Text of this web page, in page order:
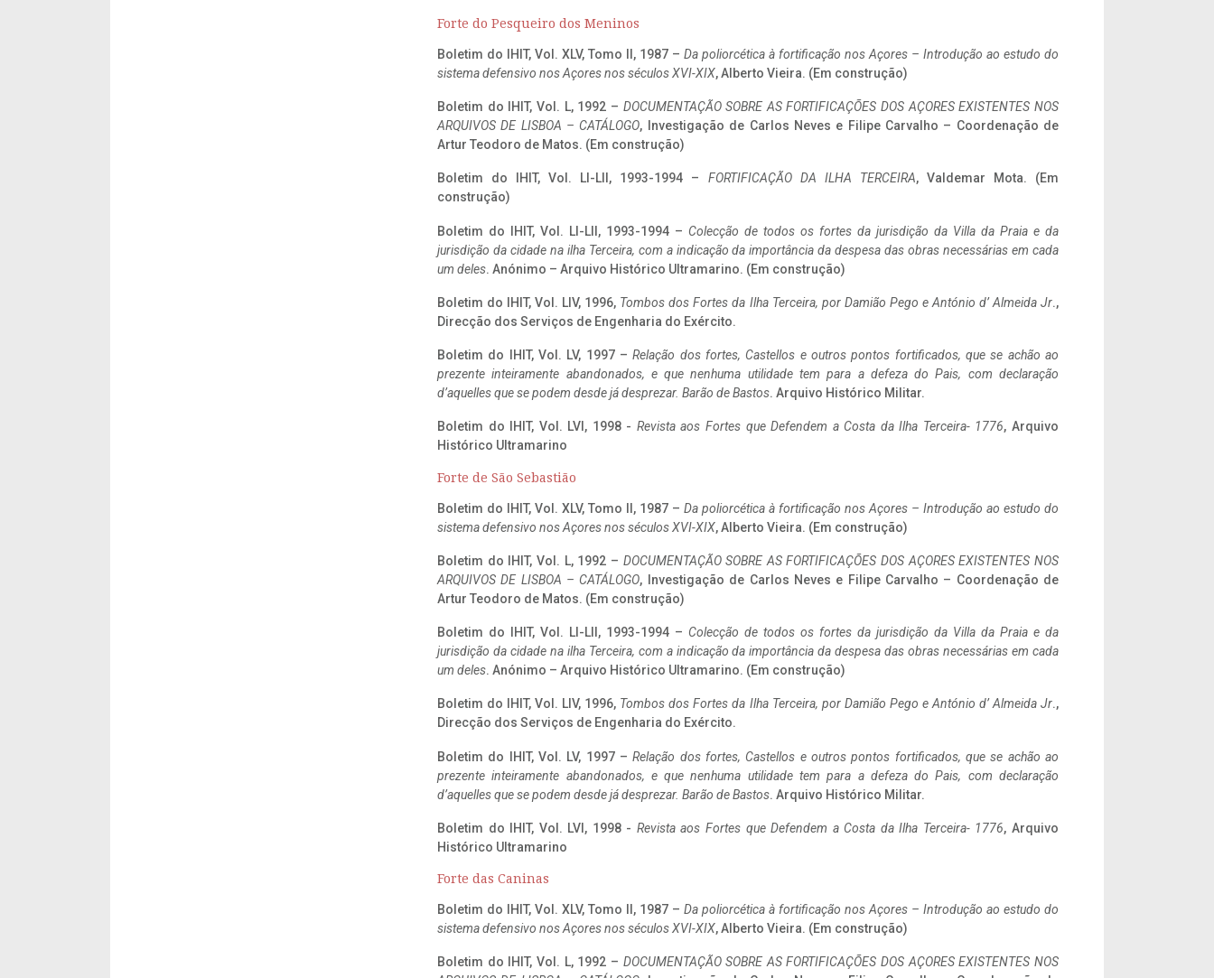
Forte do Pesqueiro dos Meninos
Boletim do IHIT, Vol. XLV, Tomo II, 1987 – Da poliorcética à fortificação nos Açores – Introdução ao estudo do
sistema defensivo nos Açores nos séculos XVI-XIX, Alberto Vieira. (Em construção)
Boletim do IHIT, Vol. L, 1992 – DOCUMENTAÇÃO SOBRE AS FORTIFICAÇÕES DOS AÇORES EXISTENTES NOS
ARQUIVOS DE LISBOA – CATÁLOGO, Investigação de Carlos Neves e Filipe Carvalho – Coordenação de
Artur Teodoro de Matos. (Em construção)
Boletim do IHIT, Vol. LI-LII, 1993-1994 – FORTIFICAÇÃO DA ILHA TERCEIRA, Valdemar Mota. (Em
construção)
Boletim do IHIT, Vol. LI-LII, 1993-1994 – Colecção de todos os fortes da jurisdição da Villa da Praia e da
jurisdição da cidade na ilha Terceira, com a indicação da importância da despesa das obras necessárias em cada
um deles. Anónimo – Arquivo Histórico Ultramarino. (Em construção)
Boletim do IHIT, Vol. LIV, 1996, Tombos dos Fortes da Ilha Terceira, por Damião Pego e António d’ Almeida Jr.,
Direcção dos Serviços de Engenharia do Exército.
Boletim do IHIT, Vol. LV, 1997 –Relação dos fortes, Castellos e outros pontos fortificados, que se achão ao
prezente inteiramente abandonados, e que nenhuma utilidade tem para a defeza do Pais, com declaração
d’aquelles que se podem desde já desprezar. Barão de Bastos. Arquivo Histórico Militar.
Boletim do IHIT, Vol. LVI, 1998 - Revista aos Fortes que Defendem a Costa da Ilha Terceira- 1776, Arquivo
Histórico Ultramarino
Forte de São Sebastião
Boletim do IHIT, Vol. XLV, Tomo II, 1987 – Da poliorcética à fortificação nos Açores – Introdução ao estudo do
sistema defensivo nos Açores nos séculos XVI-XIX, Alberto Vieira. (Em construção)
Boletim do IHIT, Vol. L, 1992 – DOCUMENTAÇÃO SOBRE AS FORTIFICAÇÕES DOS AÇORES EXISTENTES NOS
ARQUIVOS DE LISBOA – CATÁLOGO, Investigação de Carlos Neves e Filipe Carvalho – Coordenação de
Artur Teodoro de Matos. (Em construção)
Boletim do IHIT, Vol. LI-LII, 1993-1994 – Colecção de todos os fortes da jurisdição da Villa da Praia e da
jurisdição da cidade na ilha Terceira, com a indicação da importância da despesa das obras necessárias em cada
um deles. Anónimo – Arquivo Histórico Ultramarino. (Em construção)
Boletim do IHIT, Vol. LIV, 1996, Tombos dos Fortes da Ilha Terceira, por Damião Pego e António d’ Almeida Jr.,
Direcção dos Serviços de Engenharia do Exército.
Boletim do IHIT, Vol. LV, 1997 –Relação dos fortes, Castellos e outros pontos fortificados, que se achão ao
prezente inteiramente abandonados, e que nenhuma utilidade tem para a defeza do Pais, com declaração
d’aquelles que se podem desde já desprezar. Barão de Bastos. Arquivo Histórico Militar.
Boletim do IHIT, Vol. LVI, 1998 - Revista aos Fortes que Defendem a Costa da Ilha Terceira- 1776, Arquivo
Histórico Ultramarino
Forte das Caninas
Boletim do IHIT, Vol. XLV, Tomo II, 1987 – Da poliorcética à fortificação nos Açores – Introdução ao estudo do
sistema defensivo nos Açores nos séculos XVI-XIX, Alberto Vieira. (Em construção)
Boletim do IHIT, Vol. L, 1992 – DOCUMENTAÇÃO SOBRE AS FORTIFICAÇÕES DOS AÇORES EXISTENTES NOS